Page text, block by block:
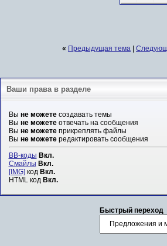
« Предыдущая тема |
Ваши права в разделе
Вы не можетесоздавать темы
Вы не можетеотвечать на сообщения
Вы не можетеприкреплять файлы
Вы не можетередактировать сообщения
BB-коды Вкл.
Смайлы Вкл.
[IMG] код Вкл.
HTML код Вкл.
Быстрый переход